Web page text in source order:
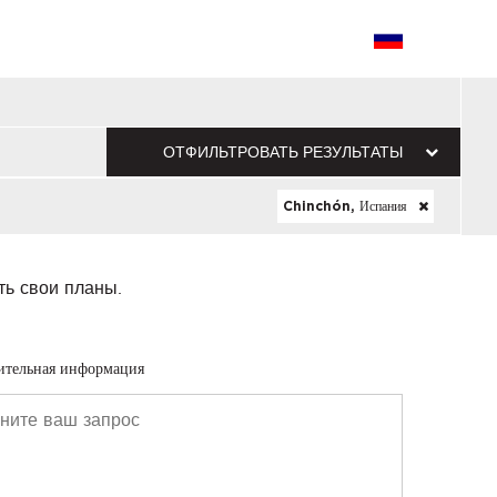
ОТФИЛЬТРОВАТЬ РЕЗУЛЬТАТЫ
Chinchón, Испания
свои планы.
информация